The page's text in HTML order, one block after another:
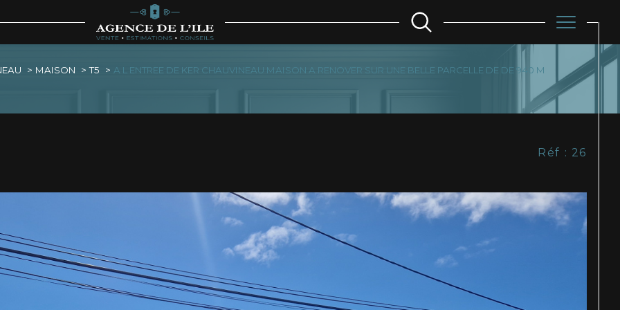
Voir les1annonces
MAISON T5 A L ENTREE DE KER CHAUVINEAU MAISON A RENOVER SUR UNE BELLE PARCELLE DE DE 940 M
Réf : 26